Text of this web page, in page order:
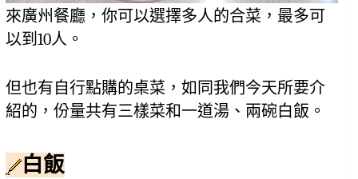
來廣州餐廳，你可以選擇多人的合菜，最多可
以到10人。
但也有自行點購的桌菜，如同我們今天所要介
紹的， 份量共有三樣菜和一道湯、兩碗白飯。
白飯